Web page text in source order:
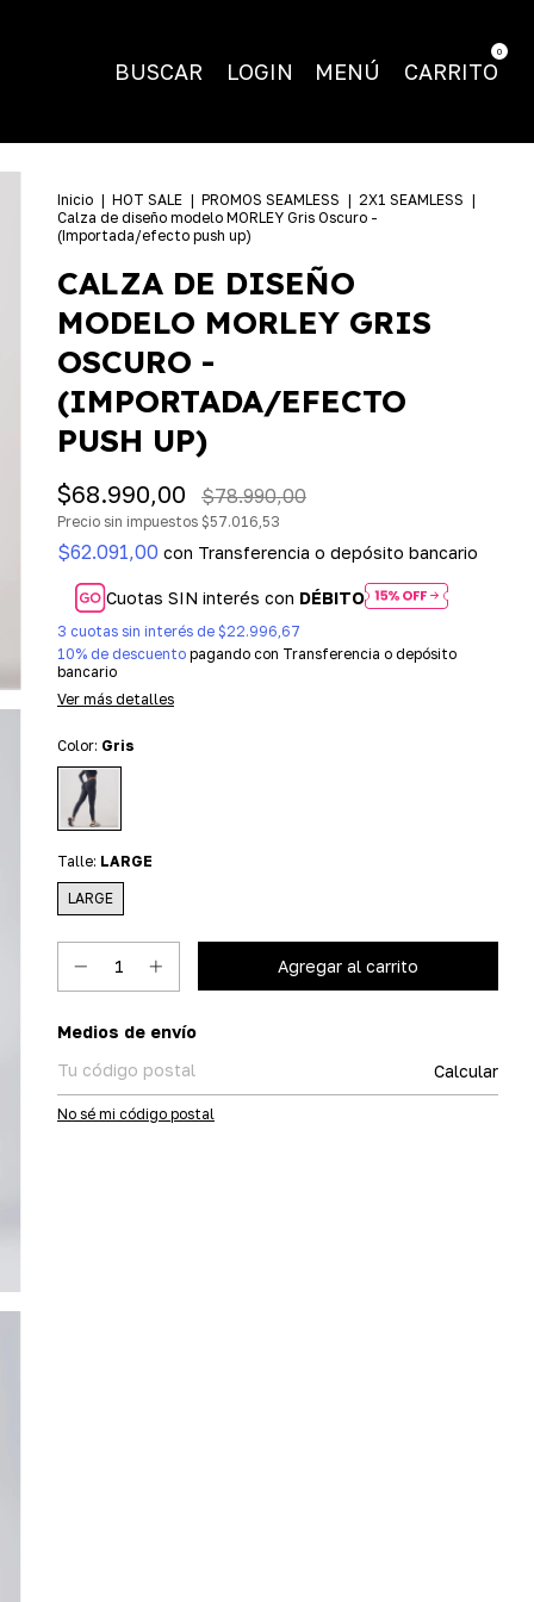
MENÚ
BUSCAR LOGIN CARRITO
0
Inicio | HOT SALE | PROMOS SEAMLESS | 2X1 SEAMLESS |
Calza de diseño modelo MORLEY Gris Oscuro -
(Importada/efecto push up)
CALZA DE DISEÑO
MODELO MORLEY GRIS
OSCURO -
(IMPORTADA/EFECTO
PUSH UP)
$68.990,00 $78.990,00
Precio sin impuestos $57.016,53
$62.091,00 con Transferencia o depósito bancario
Cuotas SIN interés con DÉBITO
3 cuotas sin interés de $22.996,67
10% de descuento pagando con Transferencia o depósito
bancario
Ver más detalles
Color: Gris
Talle: LARGE
LARGE
Entregas para el CP:
Medios de envío
Calcular
No sé mi código postal